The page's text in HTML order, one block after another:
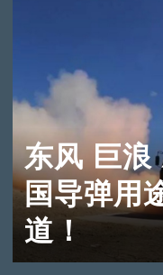
东风 巨浪
国导弹用
道！